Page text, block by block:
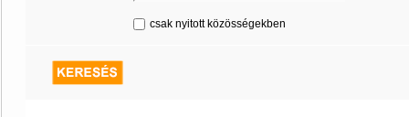
csak nyitott közösségekben